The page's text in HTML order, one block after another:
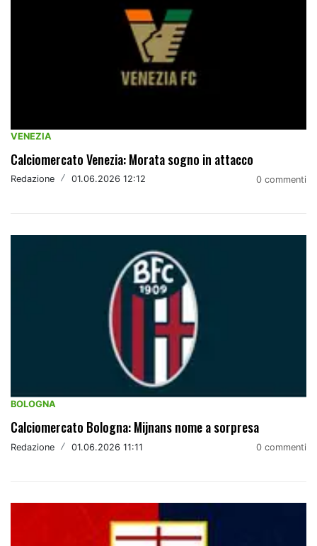
VENEZIA
Calciomercato Venezia: Morata sogno in attacco
Redazione / 01.06.2026 12:12 0 commenti
BOLOGNA
Calciomercato Bologna: Mijnans nome a sorpresa
Redazione / 01.06.2026 11:11 0 commenti